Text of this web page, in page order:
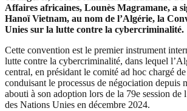
Affaires africaines, Lounès Magramane, a
Hanoï Vietnam, au nom de l’Algérie, la
Unies sur la lutte contre la cybercriminalité.
Cette convention est le premier instrument
lutte contre la cybercriminalité, dans lequel
central, en présidant le comité ad hoc chargé
conduisant le processus de négociation depuis
abouti à son adoption lors de la 79e session de
des Nations Unies en décembre 2024.